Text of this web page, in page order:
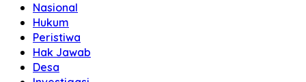
Nasional
Hukum
Peristiwa
Hak Jawab
Desa